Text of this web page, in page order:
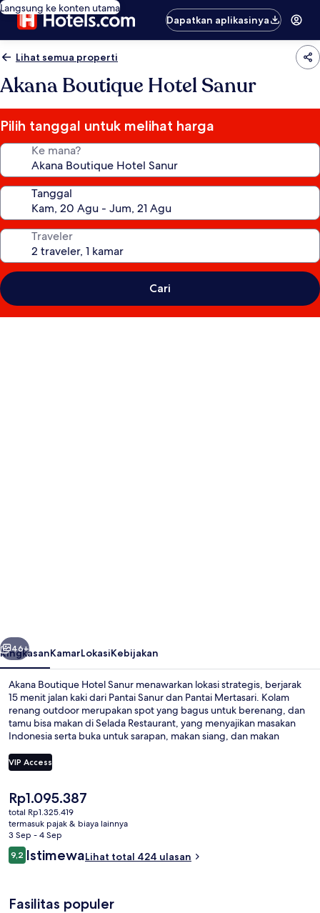
Langsung ke konten utama
Dapatkan aplikasinya
Lihat semua properti
Akana Boutique Hotel Sanur
Pilih tanggal untuk melihat harga
Ke mana?
Tanggal
Traveler
Cari
Berikutnya
46+
RingkasanKamarLokasiKebijakan
Akana Boutique Hotel Sanur menawarkan lokasi strategis, berjarak
15 menit jalan kaki dari Pantai Sanur dan Pantai Mertasari. Kolam
renang outdoor merupakan spot yang bagus untuk berenang, dan
tamu bisa makan di Selada Restaurant, yang menyajikan masakan
Indonesia serta buka untuk sarapan, makan siang, dan makan
sepeda gratis, dan teras. Para traveler menyukai staf.
VIP Access
Harga
saat
ini
Rp1.095.387
Rp1.095.387
total Rp1.325.419
termasuk pajak & biaya lainnya
3 Sep - 4 Sep
Ulasan
9,29,2 dari 10
IstimewaLihat total 424 ulasan
Fasilitas populer